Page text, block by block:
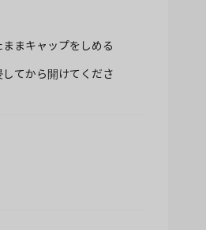
まキャップをしめる
てから開けてくださ